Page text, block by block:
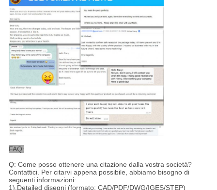
FAQ:
Q: Come posso ottenere una citazione dalla vostra società?
Contattici. Per citarvi appena possibile, abbiamo bisogno di
seguenti informazioni:
1).Detailed disegni (formato: CAD/PDF/DWG/IGES/STEP)